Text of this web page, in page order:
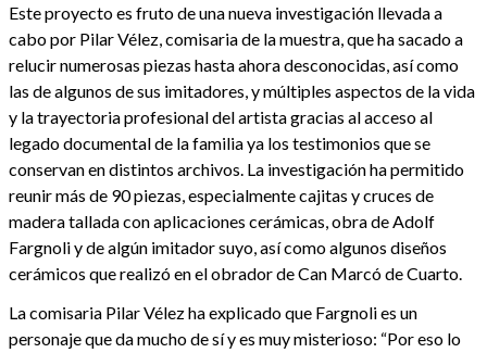
Este proyecto es fruto de una nueva investigación llevada a
cabo por Pilar Vélez, comisaria de la muestra, que ha sacado a
relucir numerosas piezas hasta ahora desconocidas, así como
las de algunos de sus imitadores, y múltiples aspectos de la vida
y la trayectoria profesional del artista gracias al acceso al
legado documental de la familia ya los testimonios que se
conservan en distintos archivos. La investigación ha permitido
reunir más de 90 piezas, especialmente cajitas y cruces de
madera tallada con aplicaciones cerámicas, obra de Adolf
Fargnoli y de algún imitador suyo, así como algunos diseños
cerámicos que realizó en el obrador de Can Marcó de Cuarto.
La comisaria Pilar Vélez ha explicado que Fargnoli es un
personaje que da mucho de sí y es muy misterioso: “Por eso lo